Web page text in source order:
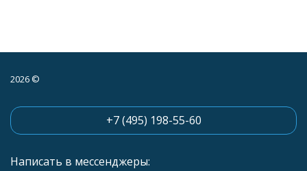
2026 ©
+7 (495) 198-55-60
Написать в мессенджеры: